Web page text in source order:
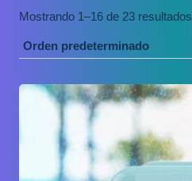
Mostrando 1–16 de 23 resultados